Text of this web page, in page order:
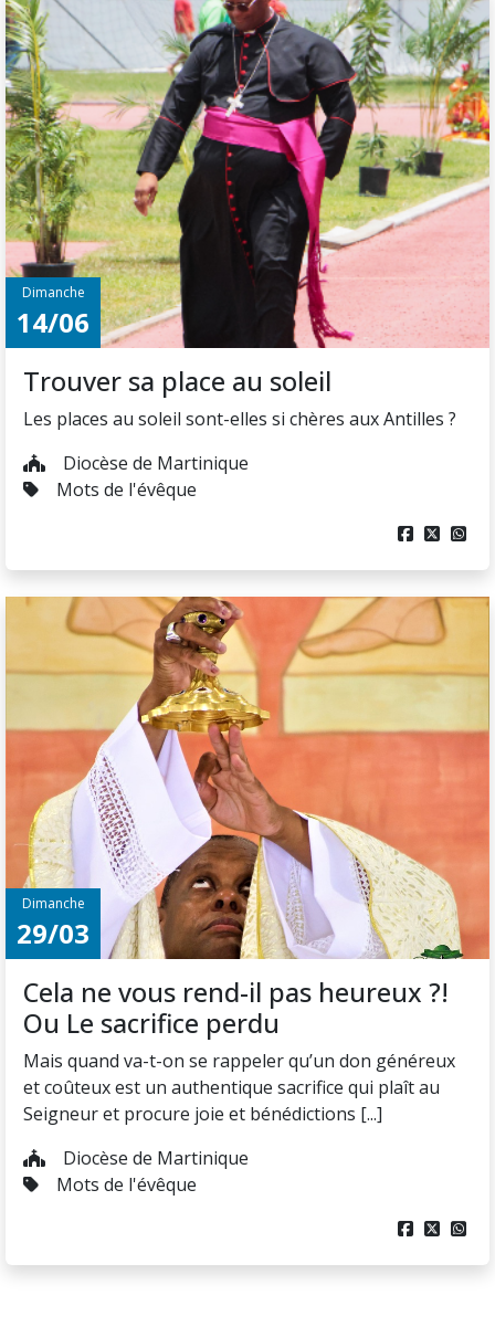
Dimanche
14/06
Trouver sa place au soleil
Les places au soleil sont-elles si chères aux Antilles ?
Diocèse de Martinique
Mots de l'évêque
  
Dimanche
29/03
Cela ne vous rend-il pas heureux ?!
Ou Le sacrifice perdu
Mais quand va-t-on se rappeler qu’un don généreux
et coûteux est un authentique sacrifice qui plaît au
Seigneur et procure joie et bénédictions [...]
Diocèse de Martinique
Mots de l'évêque
  